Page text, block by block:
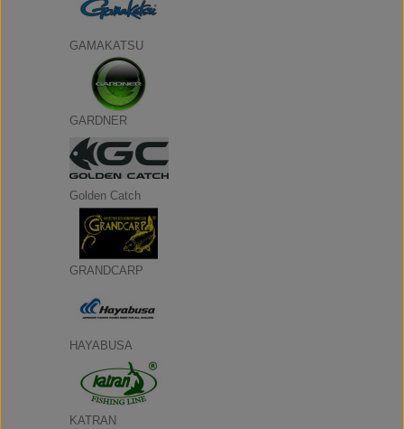
GAMAKATSU
GARDNER
Golden Catch
GRANDCARP
HAYABUSA
KATRAN